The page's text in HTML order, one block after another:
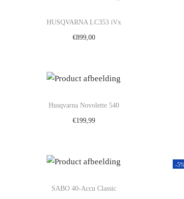
HUSQVARNA LC353 iVx
€899,00
Husqvarna Novolette 540
€199,99
SABO 40-Accu Classic
-